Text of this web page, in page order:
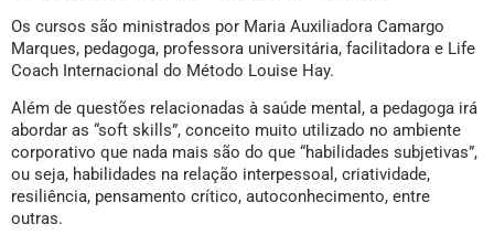
Os cursos são ministrados por Maria Auxiliadora Camargo
Marques, pedagoga, professora universitária, facilitadora e Life
Coach Internacional do Método Louise Hay.
Além de questões relacionadas à saúde mental, a pedagoga irá
abordar as “soft skills”, conceito muito utilizado no ambiente
corporativo que nada mais são do que “habilidades subjetivas”,
ou seja, habilidades na relação interpessoal, criatividade,
resiliência, pensamento crítico, autoconhecimento, entre
outras.